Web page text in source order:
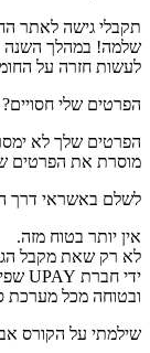
תקבלי גישה לאתר
שלמה! במהלך השנה
לעשות חזרה על
הפרטים שלי חסויים?
הפרטים שלך לא
מוסרת את הפרטים
לשלם באשראי דרך
אין יותר בטוח מזה.
לא רק שאת מקבל הגנה
ידי חברת UPAY שפיתחו מערכת אבטחה שהרבה יותר מאובטחת
ובטוחה מכל מערכת
שילמתי על הקורס